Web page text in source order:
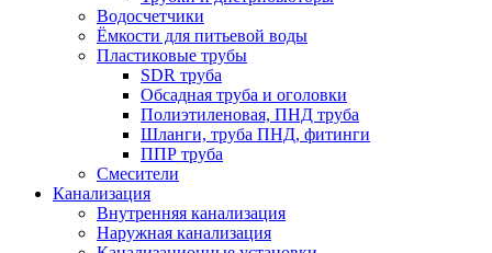
Водосчетчики
Ёмкости для питьевой воды
Пластиковые трубы
SDR труба
Обсадная труба и оголовки
Полиэтиленовая, ПНД труба
Шланги, труба ПНД, фитинги
ППР труба
Смесители
Канализация
Внутренняя канализация
Наружная канализация